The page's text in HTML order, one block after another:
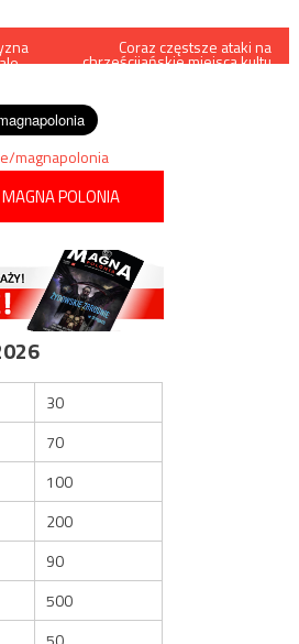
Coraz częstsze ataki na
chrześcijańskie miejsca kultu
magnapolonia
POLONIA
30
70
100
200
90
500